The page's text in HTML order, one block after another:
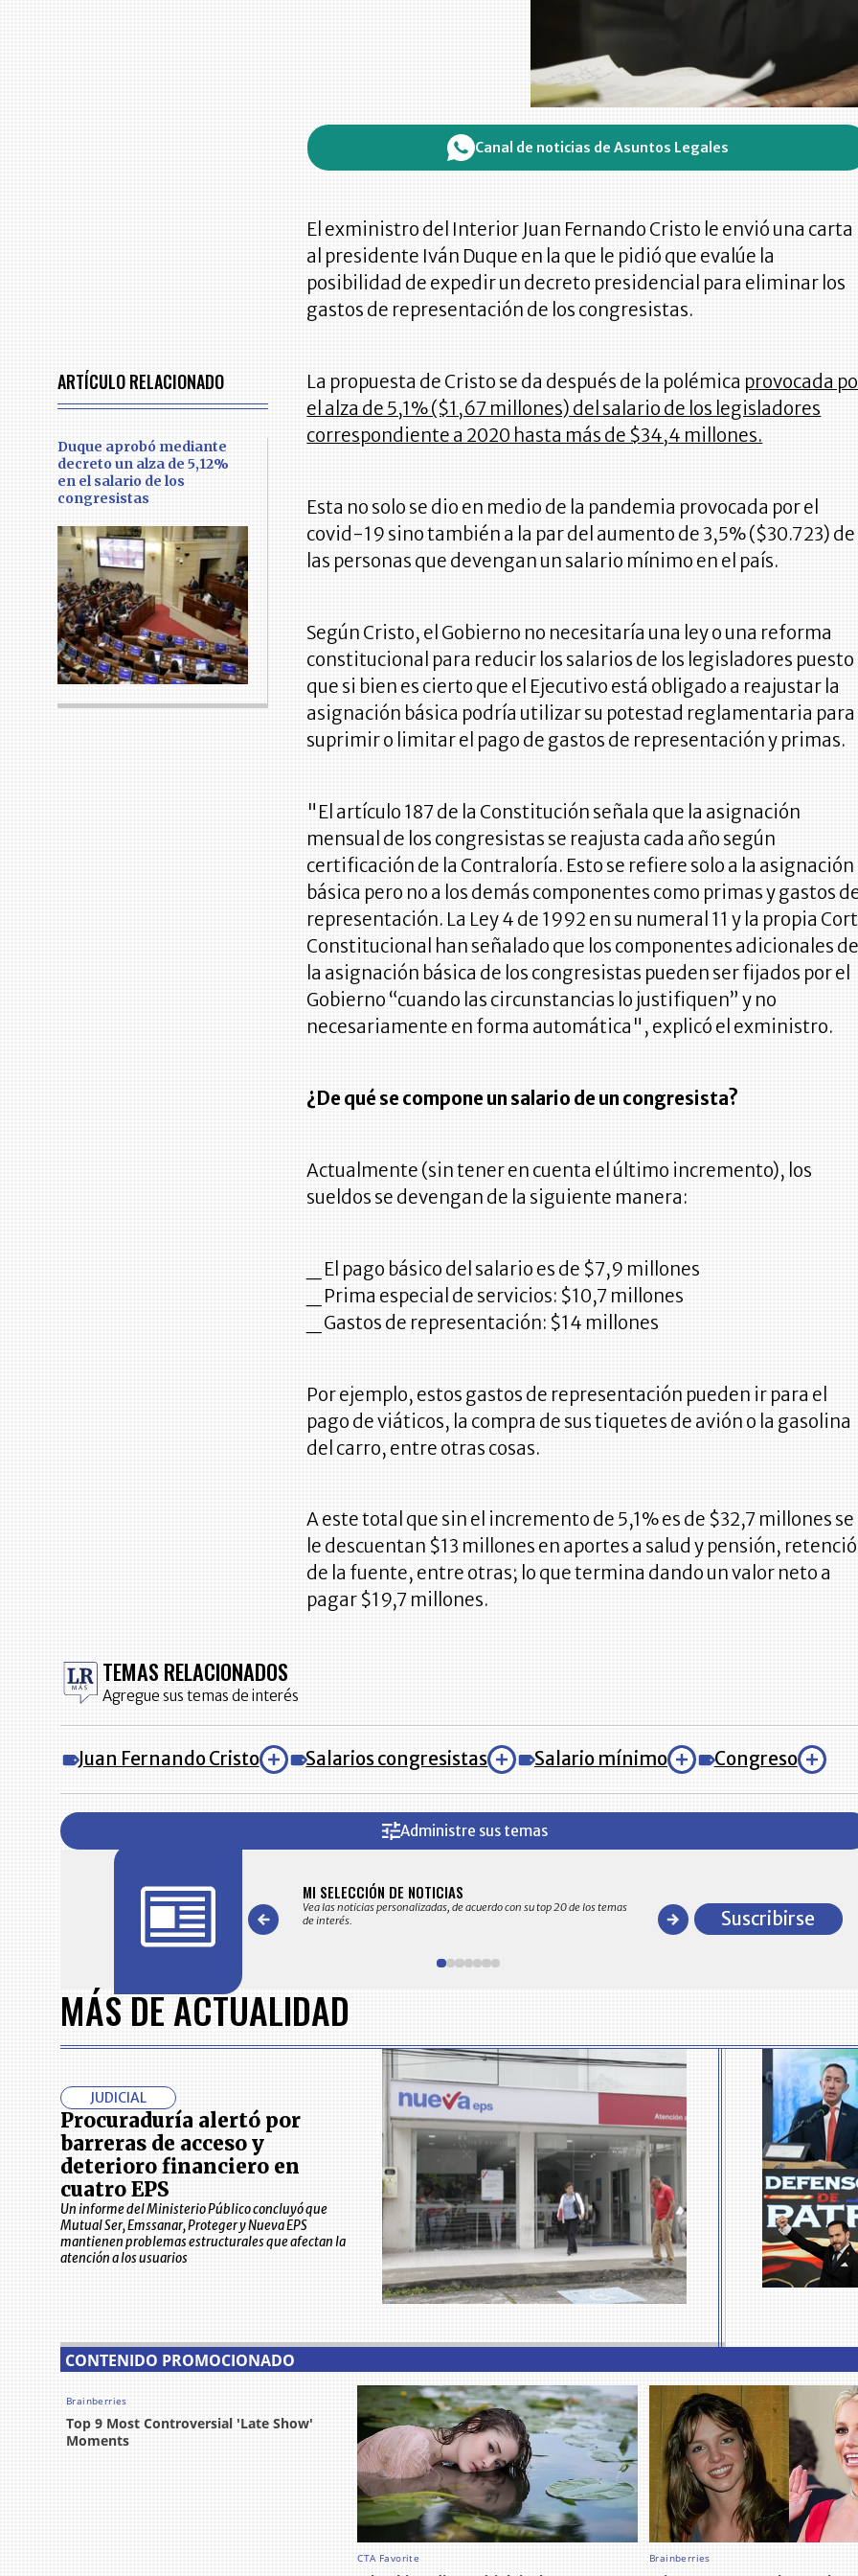
Canal de noticias de Asuntos Legales
El exministro del Interior Juan Fernando Cristo le envió una carta
al presidente Iván Duque en la que le pidió que evalúe la
posibilidad de expedir un decreto presidencial para eliminar los
gastos de representación de los congresistas.
ARTÍCULO RELACIONADO
Duque aprobó mediante
decreto un alza de 5,12%
en el salario de los
congresistas
La propuesta de Cristo se da después de la polémica provocada
el alza de 5,1% ($1,67 millones) del salario de los legisladores
correspondiente a 2020 hasta más de $34,4 millones.
Esta no solo se dio en medio de la pandemia provocada por el
covid-19 sino también a la par del aumento de 3,5% ($30.723) de
las personas que devengan un salario mínimo en el país.
Según Cristo, el Gobierno no necesitaría una ley o una reforma
constitucional para reducir los salarios de los legisladores puesto
que si bien es cierto que el Ejecutivo está obligado a reajustar la
asignación básica podría utilizar su potestad reglamentaria para
suprimir o limitar el pago de gastos de representación y primas.
"El artículo 187 de la Constitución señala que la asignación
mensual de los congresistas se reajusta cada año según
certificación de la Contraloría. Esto se refiere solo a la asignación
básica pero no a los demás componentes como primas y gastos
representación. La Ley 4 de 1992 en su numeral 11 y la propia
Constitucional han señalado que los componentes adicionales
la asignación básica de los congresistas pueden ser fijados por el
Gobierno “cuando las circunstancias lo justifiquen” y no
necesariamente en forma automática", explicó el exministro.
¿De qué se compone un salario de un congresista?
Actualmente (sin tener en cuenta el último incremento), los
sueldos se devengan de la siguiente manera:
_ El pago básico del salario es de $7,9 millones
_ Prima especial de servicios: $10,7 millones
_ Gastos de representación: $14 millones
Por ejemplo, estos gastos de representación pueden ir para el
pago de viáticos, la compra de sus tiquetes de avión o la gasolina
del carro, entre otras cosas.
A este total que sin el incremento de 5,1% es de $32,7 millones se
le descuentan $13 millones en aportes a salud y pensión,
de la fuente, entre otras; lo que termina dando un valor neto a
pagar $19,7 millones.
TEMAS RELACIONADOS
Agregue sus temas de interés
Juan Fernando Cristo Salarios congresistas Salario mínimo Congreso
Administre sus temas
en su correo electrónico las noticias seleccionadas por nuestro
MI SELECCIÓN DE NOTICIAS
Vea las noticias personalizadas, de acuerdo con su top 20 de los temas
de interés.
Recopilación clasificada por sectores
comportamiento general y detallado de las
en ventas en Colombia
of
7
Suscribirse
MÁS DE ACTUALIDAD
JUDICIAL
Procuraduría alertó por
barreras de acceso y
deterioro financiero en
cuatro EPS
Un informe del Ministerio Público concluyó que
Mutual Ser, Emssanar, Proteger y Nueva EPS
mantienen problemas estructurales que afectan la
atención a los usuarios